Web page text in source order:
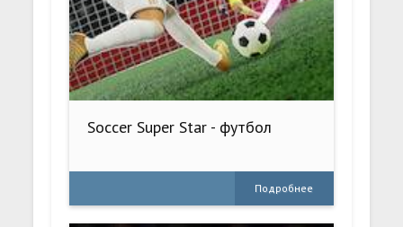
Soccer Super Star - футбол
Подробнее